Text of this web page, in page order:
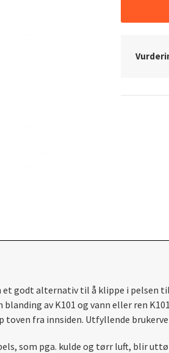
godt alternativ til å klippe i pelsen
av K101 og vann eller ren
toven fra innsiden. Utfyllende
som pga. kulde og tørr luft, blir